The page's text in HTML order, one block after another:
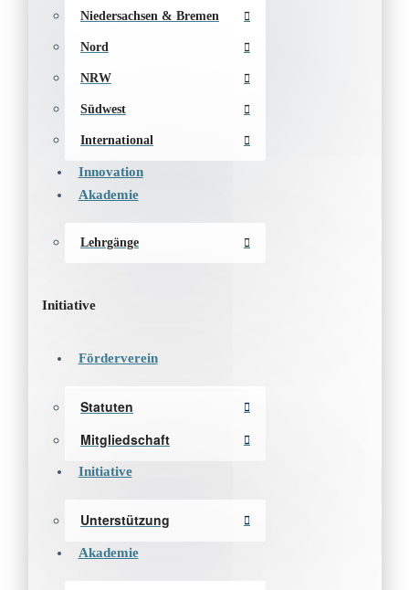
Niedersachsen & Bremen
Nord
NRW
Südwest
International
Innovation
Akademie
Lehrgänge
Initiative
Förderverein
Statuten
Mitgliedschaft
Initiative
Unterstützung
Akademie